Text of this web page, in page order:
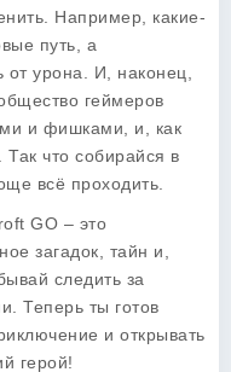
Например, какие-
путь, а
урона. И, наконец,
геймеров
и фишками, и, как
что собирайся в
всё проходить.
GO – это
загадок, тайн и,
следить за
Теперь ты готов
и открывать
герой!